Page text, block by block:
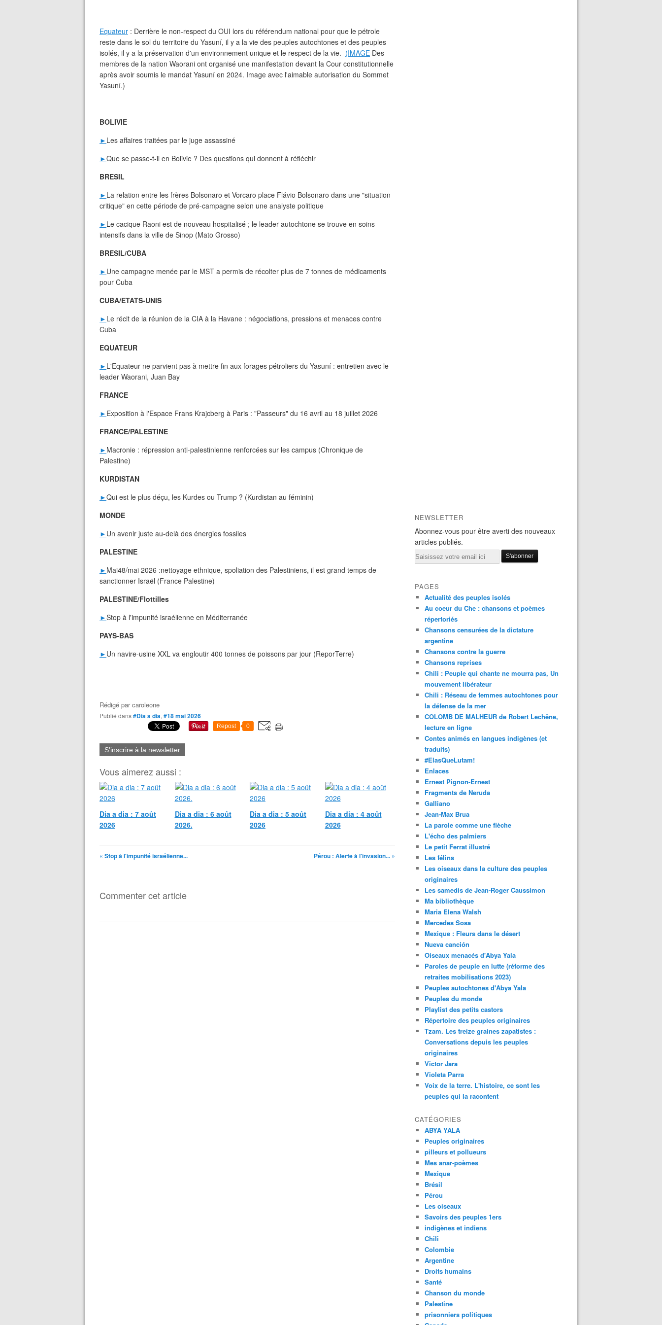
Equateur : Derrière le non-respect du OUI lors du référendum national pour que le pétrole
reste dans le sol du territoire du Yasuní, il y a la vie des peuples autochtones et des peuples
isolés, il y a la préservation d'un environnement unique et le respect de la vie. (IMAGE Des
membres de la nation Waorani ont organisé une manifestation devant la Cour constitutionnelle
après avoir soumis le mandat Yasuní en 2024. Image avec l'aimable autorisation du Sommet
Yasuní.)
BOLIVIE
► Les affaires traitées par le juge assassiné
►Que se passe-t-il en Bolivie ? Des questions qui donnent à réfléchir
BRESIL
► La relation entre les frères Bolsonaro et Vorcaro place Flávio Bolsonaro dans une "situation
critique" en cette période de pré-campagne selon une analyste politique
► Le cacique Raoni est de nouveau hospitalisé ; le leader autochtone se trouve en soins
intensifs dans la ville de Sinop (Mato Grosso)
BRESIL/CUBA
► Une campagne menée par le MST a permis de récolter plus de 7 tonnes de médicaments
pour Cuba
CUBA/ETATS-UNIS
► Le récit de la réunion de la CIA à la Havane : négociations, pressions et menaces contre
Cuba
EQUATEUR
► L'Equateur ne parvient pas à mettre fin aux forages pétroliers du Yasuní : entretien avec le
leader Waorani, Juan Bay
FRANCE
► Exposition à l'Espace Frans Krajcberg à Paris : "Passeurs" du 16 avril au 18 juillet 2026
FRANCE/PALESTINE
► Macronie : répression anti-palestinienne renforcées sur les campus (Chronique de
Palestine)
KURDISTAN
►Qui est le plus déçu, les Kurdes ou Trump ? (Kurdistan au féminin)
MONDE
► Un avenir juste au-delà des énergies fossiles
PALESTINE
► Mai48/mai 2026 :nettoyage ethnique, spoliation des Palestiniens, il est grand temps de
sanctionner Israël (France Palestine)
PALESTINE/Flottilles
►Stop à l'impunité israélienne en Méditerranée
PAYS-BAS
► Un navire-usine XXL va engloutir 400 tonnes de poissons par jour (ReporTerre)
Rédigé parcaroleone
Publié dans#Dia a dia, #18 mai 2026
Repost 0
S'inscrire à la newsletter
Vous aimerez aussi :
Dia a dia : 7 août
2026
Dia a dia : 6 août
2026.
Dia a dia : 5 août
2026
Dia a dia : 4 août
2026
« Stop à l'impunité israélienne... Pérou : Alerte à l'invasion... »
Commenter cet article
NEWSLETTER
Abonnez-vous pour être averti des nouveaux
articles publiés.
Email
PAGES
Actualité des peuples isolés
Au coeur du Che : chansons et poèmes
répertoriés
Chansons censurées de la dictature
argentine
Chansons contre la guerre
Chansons reprises
Chili : Peuple qui chante ne mourra pas, Un
mouvement libérateur
Chili : Réseau de femmes autochtones pour
la défense de la mer
COLOMB DE MALHEUR de Robert Lechêne,
lecture en ligne
Contes animés en langues indigènes (et
traduits)
#ElasQueLutam!
Enlaces
Ernest Pignon-Ernest
Fragments de Neruda
Galliano
Jean-Max Brua
La parole comme une flèche
L'écho des palmiers
Le petit Ferrat illustré
Les félins
Les oiseaux dans la culture des peuples
originaires
Les samedis de Jean-Roger Caussimon
Ma bibliothèque
Maria Elena Walsh
Mercedes Sosa
Mexique : Fleurs dans le désert
Nueva canción
Oiseaux menacés d'Abya Yala
Paroles de peuple en lutte (réforme des
retraites mobilisations 2023)
Peuples autochtones d'Abya Yala
Peuples du monde
Playlist des petits castors
Répertoire des peuples originaires
Tzam. Les treize graines zapatistes :
Conversations depuis les peuples
originaires
Victor Jara
Violeta Parra
Voix de la terre. L'histoire, ce sont les
peuples qui la racontent
CATÉGORIES
ABYA YALA
Peuples originaires
pilleurs et pollueurs
Mes anar-poèmes
Mexique
Brésil
Pérou
Les oiseaux
Savoirs des peuples 1ers
indigènes et indiens
Chili
Colombie
Argentine
Droits humains
Santé
Chanson du monde
Palestine
prisonniers politiques